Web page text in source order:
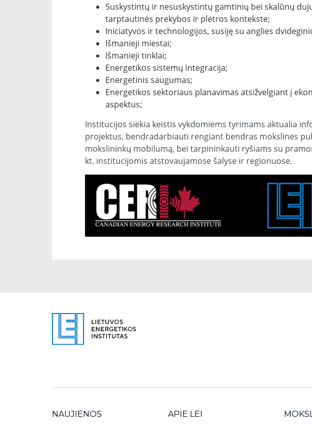
Suskystintų ir nesuskystintų gamtinių bei skalūnų
tarptautinės prekybos ir plėtros kontekste;
Iniciatyvos ir technologijos, susiję su anglies
Išmanieji miestai;
Išmanieji tinklai;
Energetikos sistemų integracija;
Energetinis saugumas;
Energetikos sektoriaus planavimas atsižvelgiant į
aspektus;
Institucijos siekia keistis vykdomiems tyrimams aktualia
projektus, bendradarbiauti rengiant bendras mokslines
mokslininkų mobilumą, bei tarpininkauti ryšiams su
kt. institucijomis atstovaujamose šalyse ir regionuose.
NAUJIENOS APIE LEI